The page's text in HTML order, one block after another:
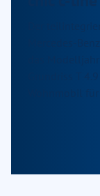
Der
Mercedes-
das
Grundriss T
Wohnmobil